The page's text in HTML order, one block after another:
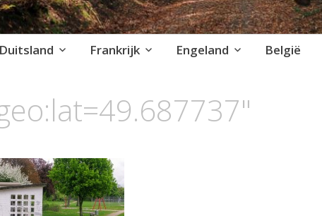
Duitsland Frankrijk Engeland België